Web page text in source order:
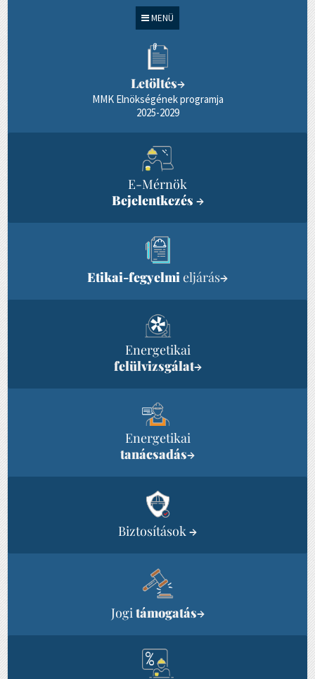
MENÜ
Letöltés→
MMK Elnökségének programja
2025-2029
E-Mérnök
Bejelentkezés →
Etikai-fegyelmi eljárás→
Energetikai
felülvizsgálat→
Energetikai
tanácsadás→
Biztosítások→
Jogi támogatás→